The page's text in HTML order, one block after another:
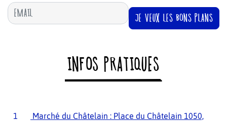
JE VEUX LES BONS PLANS
INFOS PRATIQUES
1
Marché du Châtelain : Place du Châtelain 1050,